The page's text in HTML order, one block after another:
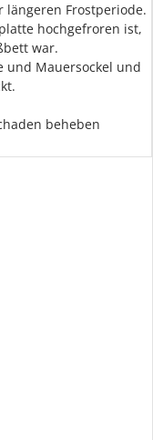
längeren Frostperiode.
hochgefroren ist,
war.
und Mauersockel und
beheben